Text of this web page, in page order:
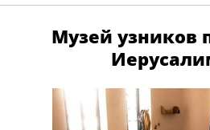
Музей узников